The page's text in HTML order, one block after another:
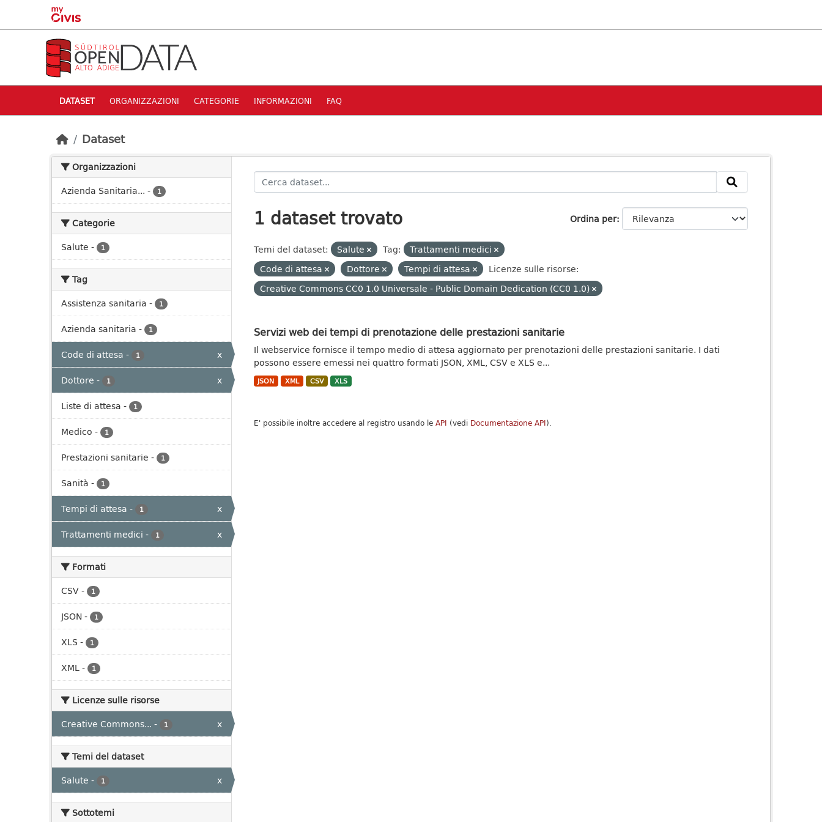
Skip to main content
DATASET ORGANIZZAZIONI CATEGORIE INFORMAZIONI FAQ
Dataset
Organizzazioni
Azienda Sanitaria... - 1
Categorie
Salute - 1
Tag
Assistenza sanitaria - 1
Azienda sanitaria - 1
Code di attesa - 1
x
Dottore - 1
x
Liste di attesa - 1
Medico - 1
Prestazioni sanitarie - 1
Sanità - 1
Tempi di attesa - 1
x
Trattamenti medici - 1 x
Formati
CSV- 1
JSON - 1
XLS - 1
XML- 1
Licenze sulle risorse
Creative Commons... - 1 x
Temi del dataset
Salute - 1 x
Sottotemi
Ordina per
1 dataset trovato
Temi del dataset: Salute Tag:
Trattamenti medici
Code di attesa
Dottore Tempi di attesa
Licenze sulle risorse:
Creative Commons CC0 1.0 Universale - Public Domain Dedication (CC0 1.0)
Servizi web dei tempi di prenotazione delle prestazioni sanitarie
Il webservice fornisce il tempo medio di attesa aggiornato per prenotazioni delle prestazioni sanitarie. I dati
possono essere emessi nei quattro formati JSON, XML, CSV e XLS e...
JSON XML CSV XLS
E' possibile inoltre accedere al registro usando le API (vedi Documentazione API).